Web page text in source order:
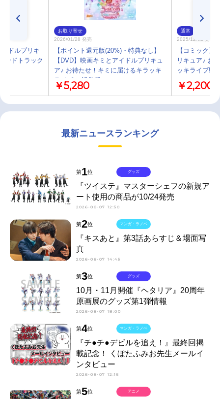
ドルプリキ
ンドトラック
お取り寄せ
2026/01/28 発売
【ポイント還元版(20%)・特典なし】
【DVD】映画キミとアイドルプリキュ
ア♪ お待たせ！キミに届けるキラッキ
ライブ！ 通常版
￥5,280
通常
2025/12/02 発売
【コミック】
リキュア♪ お
ッキライブ!」
￥2,200
最新ニュースランキング
第1位
『ツイステ』マスターシェフの新規ア
ート使用の商品が10/24発売
2026-08-07 12:50
グッズ
第2位
『キスあと』第3話あらすじ＆場面写
真
2026-08-07 14:45
マンガ・ラノベ
第3位
10月・11月開催『ヘタリア』20周年
原画展のグッズ第1弾情報
2026-08-07 18:00
グッズ
第4位
『チ●チ●デビルを追え！』最終回掲
載記念！ くぼたふみお先生メールイ
ンタビュー
2026-08-07 12:15
マンガ・ラノベ
第5位 アニメ